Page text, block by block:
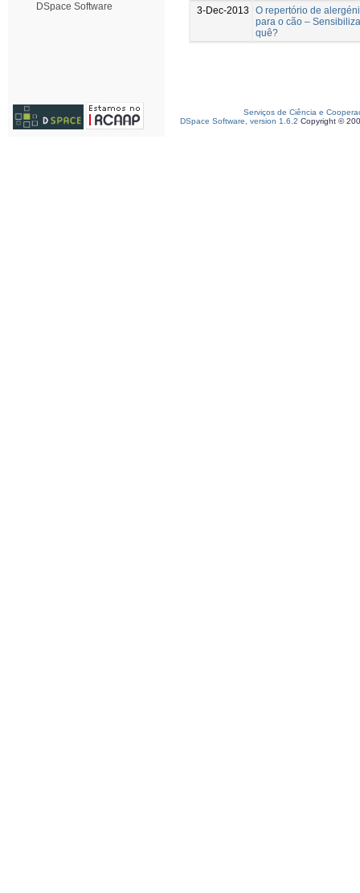
DSpace Software
3-Dec-2013
O repertório de
para o cão –
quê?
Serviços de Ciência e
DSpace Software, version 1.6.2 Copyright ©